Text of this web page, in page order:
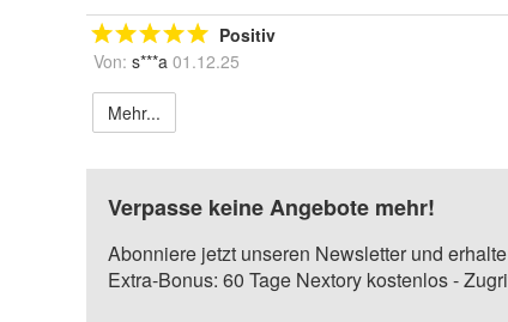
Positiv
Von: s***a 01.12.25
Mehr...
Verpasse keine Angebote mehr!
Abonniere jetzt unseren Newsletter und
Extra-Bonus: 60 Tage Nextory kostenlos -